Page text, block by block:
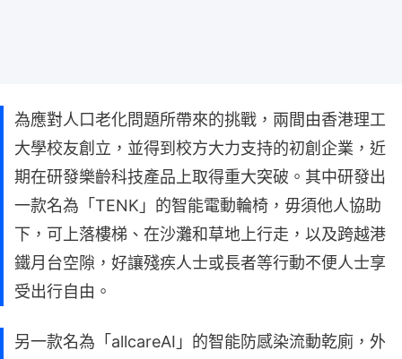
為應對人口老化問題所帶來的挑戰，兩間由香港理工
大學校友創立，並得到校方大力支持的初創企業，近
期在研發樂齡科技產品上取得重大突破。其中研發出
一款名為「TENK」的智能電動輪椅，毋須他人協助
下，可上落樓梯、在沙灘和草地上行走，以及跨越港
鐵月台空隙，好讓殘疾人士或長者等行動不便人士享
受出行自由。
另一款名為「allcareAI」的智能防感染流動乾廁，外